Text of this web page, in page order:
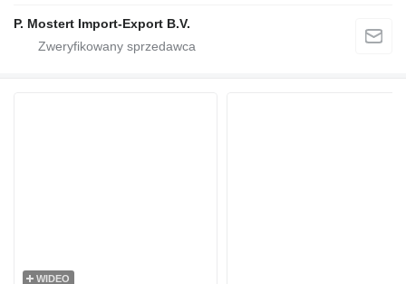
P. Mostert Import-Export B.V.
WIDEO